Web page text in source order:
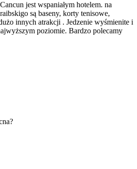
jest wspaniałym hotelem. na
są baseny, korty tenisowe,
innych atrakcji . Jedzenie wyśmienite i
poziomie. Bardzo polecamy